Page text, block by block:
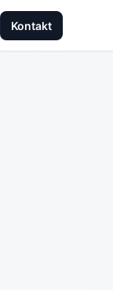
Kontakt